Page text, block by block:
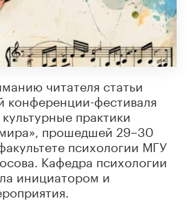
читателя статьи
конференции-фестиваля
практики
прошедшей 29–30
психологии МГУ
Кафедра психологии
инициатором и